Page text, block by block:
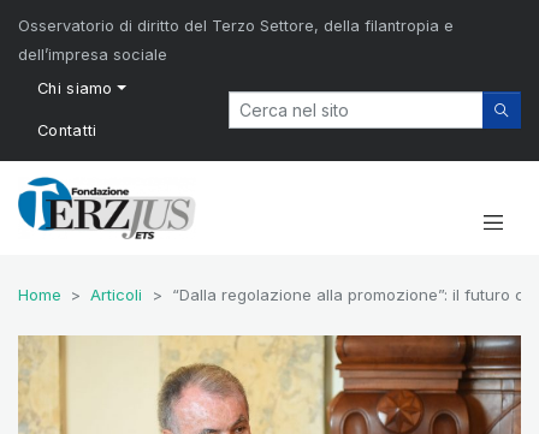
Osservatorio di diritto del Terzo Settore, della filantropia e
dell’impresa sociale
Chi siamo
Contatti
Home Articoli “Dalla regolazione alla promozione”: il futuro